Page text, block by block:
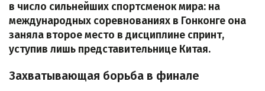
в число сильнейших спортсменок мира: на
международных соревнованиях в Гонконге она
заняла второе место в дисциплине спринт,
уступив лишь представительнице Китая.
Захватывающая борьба в финале